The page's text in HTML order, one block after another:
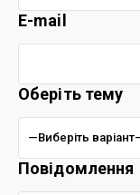
E-mail
Оберіть тему
Повідомлення